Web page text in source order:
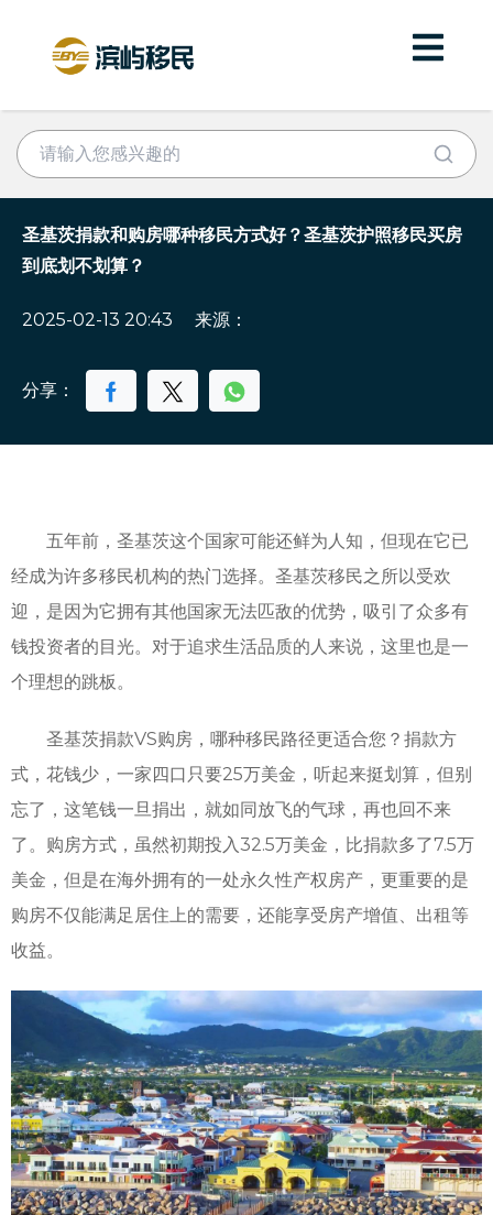
圣基茨捐款和购房哪种移民方式好？圣基茨护照移民买房
到底划不划算？
2025-02-13 20:43 来源：
分享：
五年前，圣基茨这个国家可能还鲜为人知，但现在它已
经成为许多移民机构的热门选择。圣基茨移民之所以受欢
迎，是因为它拥有其他国家无法匹敌的优势，吸引了众多有
钱投资者的目光。对于追求生活品质的人来说，这里也是一
个理想的跳板。
圣基茨捐款VS购房，哪种移民路径更适合您？捐款方
式，花钱少，一家四口只要25万美金，听起来挺划算，但别
忘了，这笔钱一旦捐出，就如同放飞的气球，再也回不来
了。购房方式，虽然初期投入32.5万美金，比捐款多了7.5万
美金，但是在海外拥有的一处永久性产权房产，更重要的是
购房不仅能满足居住上的需要，还能享受房产增值、出租等
收益。